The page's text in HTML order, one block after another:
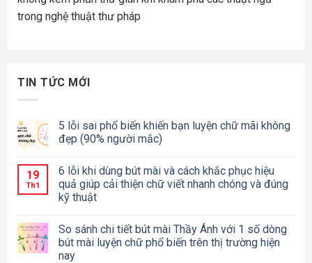
trong nghệ thuật thư pháp
TIN TỨC MỚI
5 lỗi sai phổ biến khiến bạn luyện chữ mãi không
đẹp (90% người mắc)
19
Th1
6 lỗi khi dùng bút mài và cách khắc phục hiệu
quả giúp cải thiện chữ viết nhanh chóng và đúng
kỹ thuật
So sánh chi tiết bút mài Thầy Ánh với 1 số dòng
bút mài luyện chữ phổ biến trên thị trường hiện
nay